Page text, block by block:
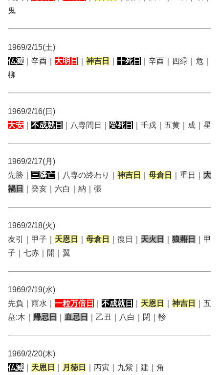
鬼
1969/2/15(土)
仏滅 ｜辛酉｜ 大明日 神吉日 十死日
｜辛酉｜四緑｜危｜
柳
1969/2/16(日)
大安
不成就日 ｜八専間日｜ 受死日 ｜壬戌｜五黄｜成｜星
1969/2/17(月)
先勝｜ 三隣亡 ｜八専の終わり｜ 神吉日 母倉日 ｜重日｜ 大
禍日
｜癸亥｜六白｜納｜張
1969/2/18(火)
友引｜甲子｜ 天恩日 母倉日 ｜復日｜ 天火日 狼藉日
｜甲
子｜七赤｜開｜翼
1969/2/19(水)
先負｜雨水｜ 一粒万倍日 不成就日 天恩日 神吉日
｜五
墓:木｜ 帰忌日 血忌日 ｜乙丑｜八白｜閉｜軫
1969/2/20(木)
仏滅
天恩日 月徳日 ｜丙寅｜九紫｜建｜角